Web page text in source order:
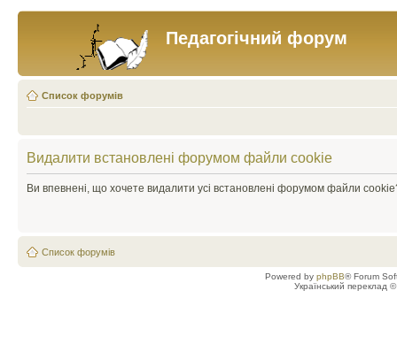
Педагогічний форум
Список форумів
Видалити встановлені форумом файли cookie
Ви впевнені, що хочете видалити усі встановлені форумом файли
Список форумів
Powered by phpBB® Forum
Український переклад